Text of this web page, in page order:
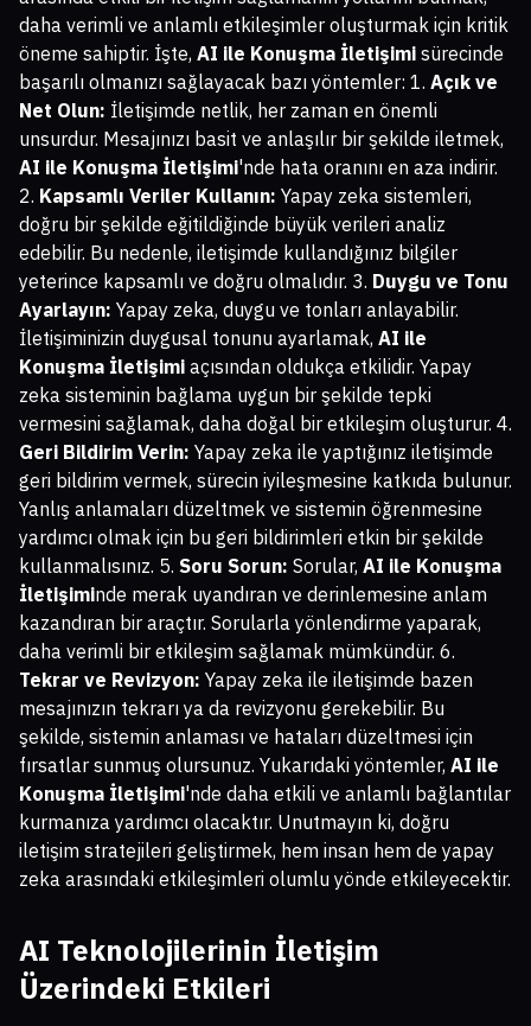
daha verimli ve anlamlı etkileşimler oluşturmak için kritik
öneme sahiptir. İşte, AI ile Konuşma İletişimi sürecinde
başarılı olmanızı sağlayacak bazı yöntemler: 1. Açık ve
Net Olun: İletişimde netlik, her zaman en önemli
unsurdur. Mesajınızı basit ve anlaşılır bir şekilde iletmek,
AI ile Konuşma İletişimi'nde hata oranını en aza indirir.
2. Kapsamlı Veriler Kullanın: Yapay zeka sistemleri,
doğru bir şekilde eğitildiğinde büyük verileri analiz
edebilir. Bu nedenle, iletişimde kullandığınız bilgiler
yeterince kapsamlı ve doğru olmalıdır. 3. Duygu ve Tonu
Ayarlayın: Yapay zeka, duygu ve tonları anlayabilir.
İletişiminizin duygusal tonunu ayarlamak, AI ile
Konuşma İletişimi açısından oldukça etkilidir. Yapay
zeka sisteminin bağlama uygun bir şekilde tepki
vermesini sağlamak, daha doğal bir etkileşim oluşturur. 4.
Geri Bildirim Verin: Yapay zeka ile yaptığınız iletişimde
geri bildirim vermek, sürecin iyileşmesine katkıda bulunur.
Yanlış anlamaları düzeltmek ve sistemin öğrenmesine
yardımcı olmak için bu geri bildirimleri etkin bir şekilde
kullanmalısınız. 5. Soru Sorun: Sorular, AI ile Konuşma
İletişiminde merak uyandıran ve derinlemesine anlam
kazandıran bir araçtır. Sorularla yönlendirme yaparak,
daha verimli bir etkileşim sağlamak mümkündür. 6.
Tekrar ve Revizyon: Yapay zeka ile iletişimde bazen
mesajınızın tekrarı ya da revizyonu gerekebilir. Bu
şekilde, sistemin anlaması ve hataları düzeltmesi için
fırsatlar sunmuş olursunuz. Yukarıdaki yöntemler, AI ile
Konuşma İletişimi'nde daha etkili ve anlamlı bağlantılar
kurmanıza yardımcı olacaktır. Unutmayın ki, doğru
iletişim stratejileri geliştirmek, hem insan hem de yapay
zeka arasındaki etkileşimleri olumlu yönde etkileyecektir.
AI Teknolojilerinin İletişim
Üzerindeki Etkileri